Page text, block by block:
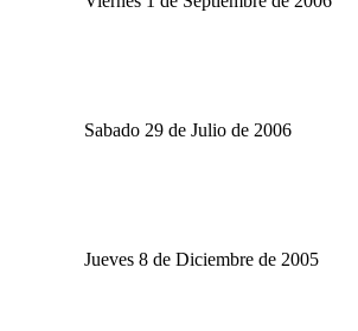
Sabado 29 de Julio de 2006
Jueves 8 de Diciembre de 2005